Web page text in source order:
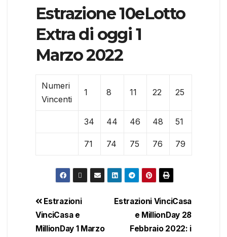
Estrazione 10eLotto
Extra di oggi 1
Marzo 2022
Numeri
Vincenti
1 8 11 22 25
34 44 46 48 51
71 74 75 76 79
Estrazioni VinciCasa
e MillionDay 28
Febbraio 2022: i
Estrazioni
VinciCasa e
MillionDay 1 Marzo